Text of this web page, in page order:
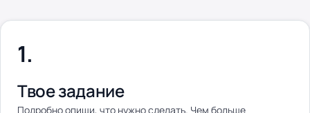
Твое задание
Подробно опиши, что нужно сделать. Чем больше